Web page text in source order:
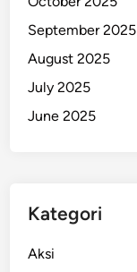
September 2025
August 2025
July 2025
June 2025
Kategori
Aksi